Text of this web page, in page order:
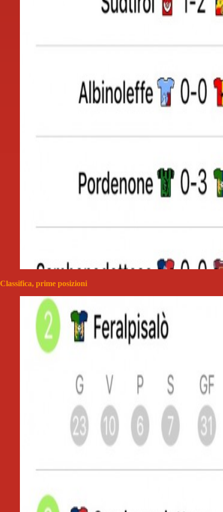
Classifica, prime posizioni